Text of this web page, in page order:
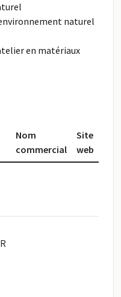
naturel
en matériaux
Nom
commercial
Site
web